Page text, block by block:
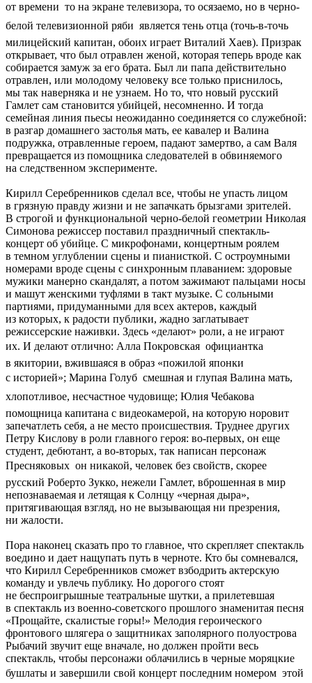
от времени  то на экране телевизора, то осязаемо, но в черно-
белой телевизионной ряби  является тень отца (точь-в-точь
милицейский капитан, обоих играет Виталий Хаев). Призрак
открывает, что был отравлен женой, которая теперь вроде как
собирается замуж за его брата. Был ли папа действительно
отравлен, или молодому человеку все только приснилось,
мы так наверняка и не узнаем. Но то, что новый русский
Гамлет сам становится убийцей, несомненно. И тогда
семейная линия пьесы неожиданно соединяется со служебной:
в разгар домашнего застолья мать, ее кавалер и Валина
подружка, отравленные героем, падают замертво, а сам Валя
превращается из помощника следователей в обвиняемого
на следственном эксперименте.
Кирилл Серебренников сделал все, чтобы не упасть лицом
в грязную правду жизни и не запачкать брызгами зрителей.
В строгой и функциональной черно-белой геометрии Николая
Симонова режиссер поставил праздничный спектакль-
концерт об убийце. С микрофонами, концертным роялем
в темном углублении сцены и пианисткой. С остроумными
номерами вроде сцены с синхронным плаванием: здоровые
мужики манерно скандалят, а потом зажимают пальцами носы
и машут женскими туфлями в такт музыке. С сольными
партиями, придуманными для всех актеров, каждый
из которых, к радости публики, жадно заглатывает
режиссерские наживки. Здесь «делают» роли, а не играют
их. И делают отлично: Алла Покровская  официантка
в якитории, вжившаяся в образ «пожилой японки
с историей»; Марина Голуб  смешная и глупая Валина мать,
хлопотливое, несчастное чудовище; Юлия Чебакова 
помощница капитана с видеокамерой, на которую норовит
запечатлеть себя, а не место происшествия. Труднее других
Петру Кислову в роли главного героя: во-первых, он еще
студент, дебютант, а во-вторых, так написан персонаж
Пресняковых  он никакой, человек без свойств, скорее
русский Роберто Зукко, нежели Гамлет, вброшенная в мир
непознаваемая и летящая к Солнцу «черная дыра»,
притягивающая взгляд, но не вызывающая ни презрения,
ни жалости.
Пора наконец сказать про то главное, что скрепляет спектакль
воедино и дает нащупать путь в черноте. Кто бы сомневался,
что Кирилл Серебренников сможет взбодрить актерскую
команду и увлечь публику. Но дорогого стоят
не беспроигрышные театральные шутки, а прилетевшая
в спектакль из военно-советского прошлого знаменитая песня
«Прощайте, скалистые горы!» Мелодия героического
фронтового шлягера о защитниках заполярного полуострова
Рыбачий звучит еще вначале, но должен пройти весь
спектакль, чтобы персонажи облачились в черные моряцкие
бушлаты и завершили свой концерт последним номером  этой